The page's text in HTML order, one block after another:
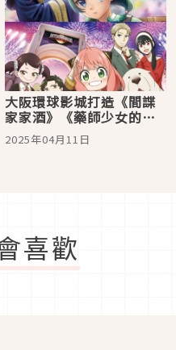
大阪環球影城打造《間諜
家家酒》《藥師少女的獨
語》期間限定設施，帶遊
客進入超真實冒險世界！
2025年04月11日
喜歡